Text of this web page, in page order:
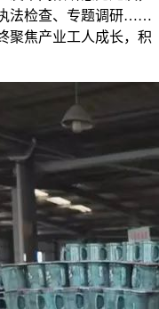
法检查、专题调研……
聚焦产业工人成长，积